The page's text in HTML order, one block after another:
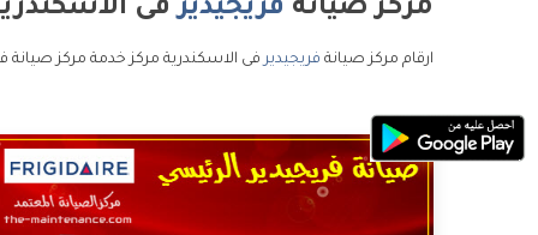
مركز صيانة فريجيديرفى
ارقام مركز صيانة فريجيدير فى الاسكندرية مركز خدمة مركز صيانة